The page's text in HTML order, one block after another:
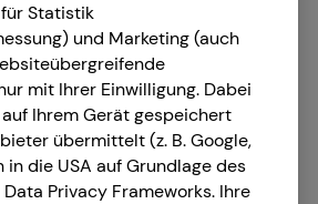
Mahlow
D-F-183-M433-41
Statistik
und Marketing (auch
mit Ihrer Einwilligung. Dabei
Ihrem Gerät gespeichert
übermittelt (z. B. Google,
in die USA auf Grundlage des
Privacy Frameworks. Ihre